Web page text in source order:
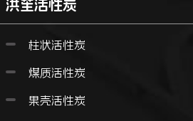
洪笙活性炭
柱状活性炭
煤质活性炭
果壳活性炭